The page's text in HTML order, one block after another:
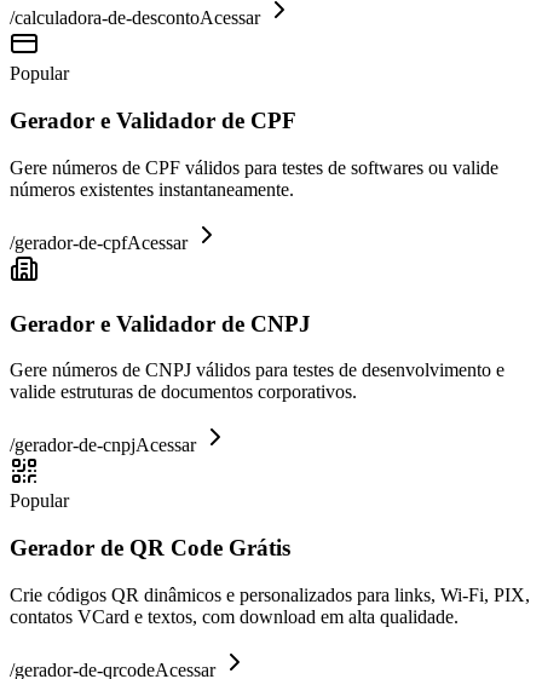
/calculadora-de-descontoAcessar
Popular
Gerador e Validador de CPF
Gere números de CPF válidos para testes de softwares ou valide
números existentes instantaneamente.
/gerador-de-cpfAcessar
Gerador e Validador de CNPJ
Gere números de CNPJ válidos para testes de desenvolvimento e
valide estruturas de documentos corporativos.
/gerador-de-cnpjAcessar
Popular
Gerador de QR Code Grátis
Crie códigos QR dinâmicos e personalizados para links, Wi-Fi, PIX,
contatos VCard e textos, com download em alta qualidade.
/gerador-de-qrcodeAcessar